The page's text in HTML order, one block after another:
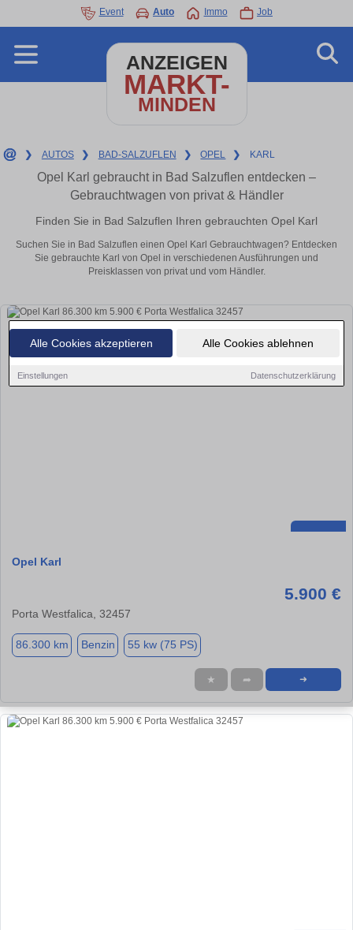
Alle Cookies akzeptieren Alle Cookies ablehnen
Einstellungen Datenschutzerklärung
Event Auto Immo Job
ANZEIGEN
MARKT-
MINDEN
❯ AUTOS ❯ BAD-SALZUFLEN ❯ OPEL ❯ KARL
Opel Karl gebraucht in Bad Salzuflen entdecken –
Gebrauchtwagen von privat & Händler
Finden Sie in Bad Salzuflen Ihren gebrauchten Opel Karl
Suchen Sie in Bad Salzuflen einen Opel Karl Gebrauchtwagen? Entdecken
Sie gebrauchte Karl von Opel in verschiedenen Ausführungen und
Preisklassen von privat und vom Händler.
Opel Karl
5.900 €
Porta Westfalica, 32457
86.300 km Benzin 55 kw (75 PS)
★ ➦ ➜